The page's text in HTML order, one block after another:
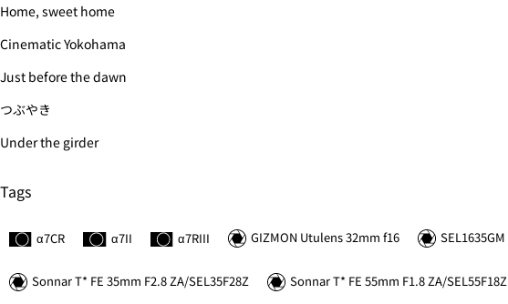
Home, sweet home
Cinematic Yokohama
Just before the dawn
つぶやき
Under the girder
Tags
α7CR α7II α7RIII GIZMON Utulens 32mm f16 SEL1635GM
SonnarT* FE 35mm F2.8 ZA/SEL35F28Z SonnarT* FE 55mm F1.8 ZA/SEL55F18Z